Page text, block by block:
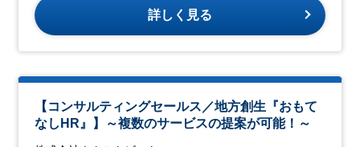
詳しく見る
【コンサルティングセールス／地方創生『おもて
なしHR』】～複数のサービスの提案が可能！～